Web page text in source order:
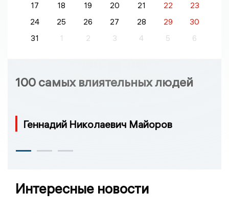
17
18 19 20 21 22
23
24
25 26 27 28 29
30
31
1 2 3 4 5 6
100 самых влиятельных людей
Геннадий Николаевич Майоров
Интересные новости